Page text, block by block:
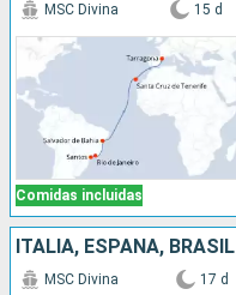
Comidas incluidas
MSC Divina 15 d
ITALIA, ESPAÑA, BRASIL
MSC Divina 17 d